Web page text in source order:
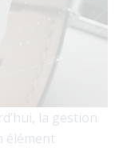
la gestion
élément